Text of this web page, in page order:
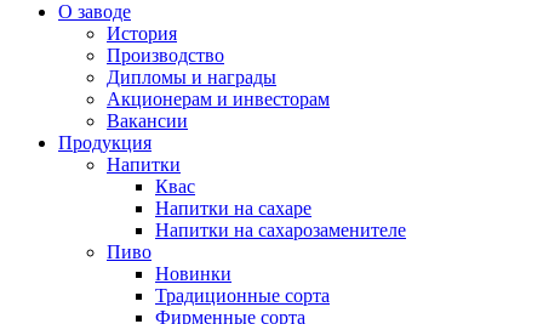
О заводе
История
Производство
Дипломы и награды
Акционерам и инвесторам
Вакансии
Продукция
Напитки
Квас
Напитки на сахаре
Напитки на сахарозаменителе
Пиво
Новинки
Традиционные сорта
Фирменные сорта